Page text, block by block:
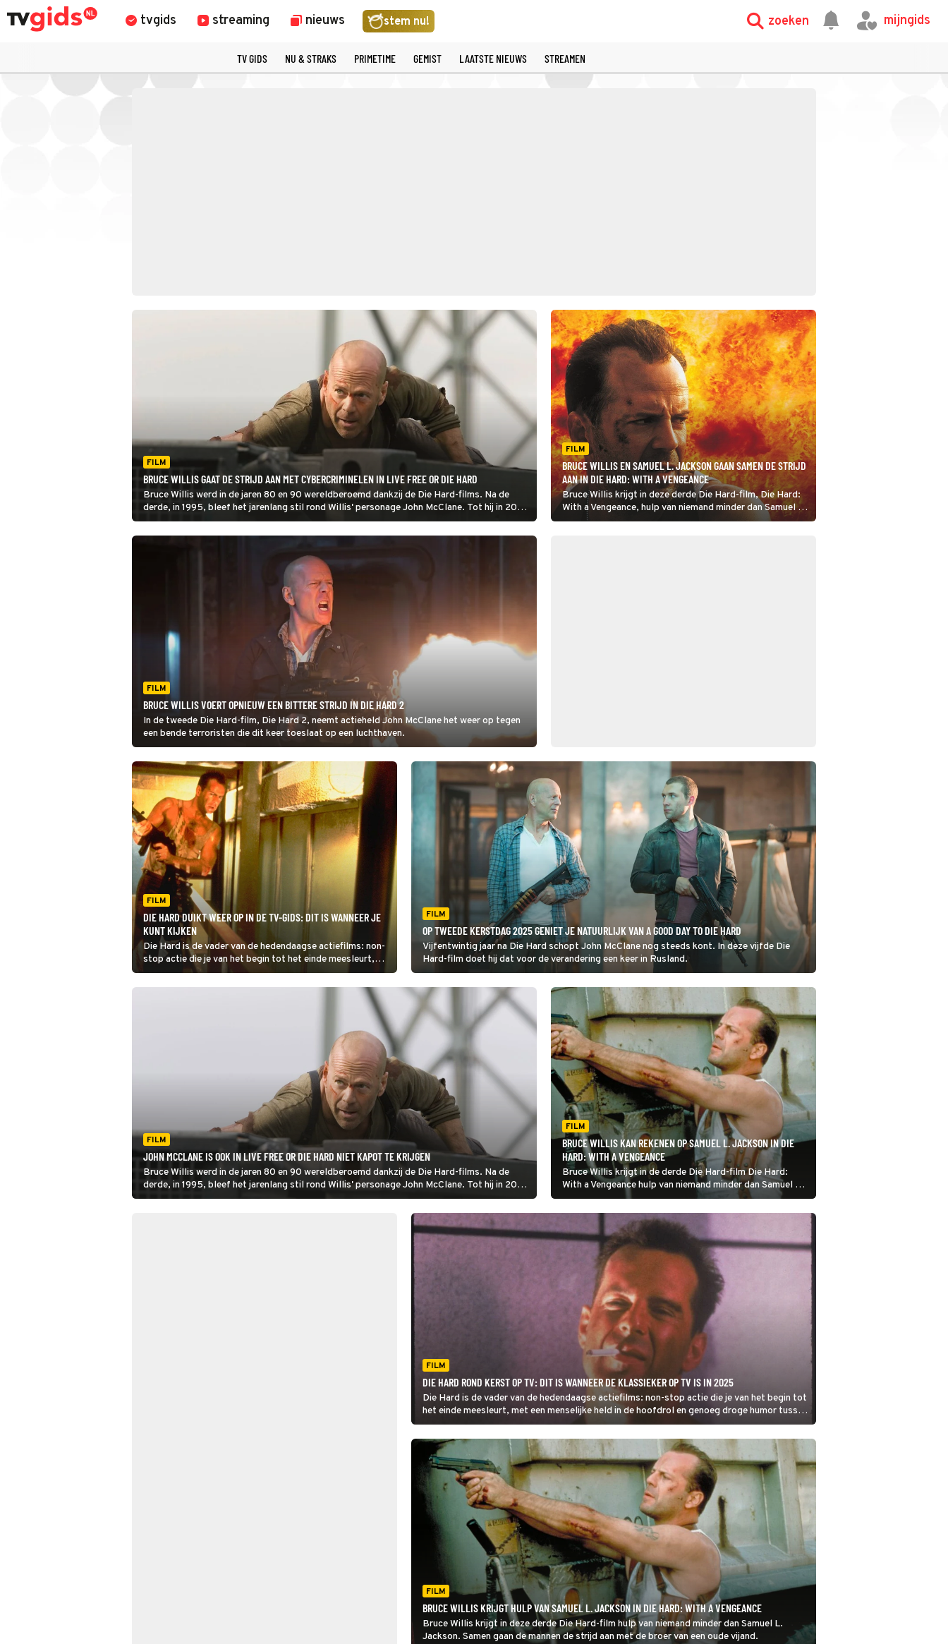
tvgids streaming nieuws stem nu! zoeken mijngids
TV GIDS NU & STRAKS PRIMETIME GEMIST LAATSTE NIEUWS STREAMEN
FILM
BRUCE WILLIS GAAT DE STRIJD AAN MET CYBERCRIMINELEN IN LIVE FREE OR DIE HARD
Bruce Willis werd in de jaren 80 en 90 wereldberoemd dankzij de Die Hard-films. Na de
derde, in 1995, bleef het jarenlang stil rond Willis' personage John McClane. Tot hij in 2007
zijn comeback maakte in Live Free Or Die Hard.
FILM
BRUCE WILLIS EN SAMUEL L. JACKSON GAAN SAMEN DE STRIJD
AAN IN DIE HARD: WITH A VENGEANCE
Bruce Willis krijgt in deze derde Die Hard-film, Die Hard:
With a Vengeance, hulp van niemand minder dan Samuel L.
Jackson. Samen gaan de mannen de strijd aan met de
FILM
BRUCE WILLIS VOERT OPNIEUW EEN BITTERE STRIJD IN DIE HARD 2
In de tweede Die Hard-film, Die Hard 2, neemt actieheld John McClane het weer op tegen
een bende terroristen die dit keer toeslaat op een luchthaven.
FILM
DIE HARD DUIKT WEER OP IN DE TV-GIDS: DIT IS WANNEER JE
KUNT KIJKEN
Die Hard is de vader van de hedendaagse actiefilms: non-
stop actie die je van het begin tot het einde meesleurt,
met een menselijke held in de hoofdrol en genoeg droge
humor tussen de actiescènes door.
FILM
OP TWEEDE KERSTDAG 2025 GENIET JE NATUURLIJK VAN A GOOD DAY TO DIE HARD
Vijfentwintig jaar na Die Hard schopt John McClane nog steeds kont. In deze vijfde Die
Hard-film doet hij dat voor de verandering een keer in Rusland.
FILM
JOHN MCCLANE IS OOK IN LIVE FREE OR DIE HARD NIET KAPOT TE KRIJGEN
Bruce Willis werd in de jaren 80 en 90 wereldberoemd dankzij de Die Hard-films. Na de
derde, in 1995, bleef het jarenlang stil rond Willis' personage John McClane. Tot hij in 2007
zijn comeback maakte in Live Free or Die Hard.
FILM
BRUCE WILLIS KAN REKENEN OP SAMUEL L. JACKSON IN DIE
HARD: WITH A VENGEANCE
Bruce Willis krijgt in de derde Die Hard-film Die Hard:
With a Vengeance hulp van niemand minder dan Samuel L.
Jackson. Samen gaan de mannen de strijd aan met de
broer van een oude vijand.
FILM
DIE HARD ROND KERST OP TV: DIT IS WANNEER DE KLASSIEKER OP TV IS IN 2025
Die Hard is de vader van de hedendaagse actiefilms: non-stop actie die je van het begin tot
het einde meesleurt, met een menselijke held in de hoofdrol en genoeg droge humor tussen
de actiescènes door.
FILM
BRUCE WILLIS KRIJGT HULP VAN SAMUEL L. JACKSON IN DIE HARD: WITH A VENGEANCE
Bruce Willis krijgt in deze derde Die Hard-film hulp van niemand minder dan Samuel L.
Jackson. Samen gaan de mannen de strijd aan met de broer van een oude vijand.